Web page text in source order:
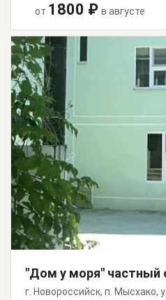
от 1800 ₽ в августе
"Дом у моря" частный
г. Новороссийск, п. Мысхако,